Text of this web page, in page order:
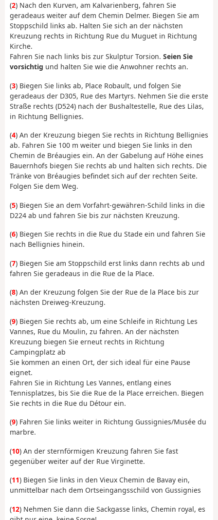
(2) Nach den Kurven, am Kalvarienberg, fahren Sie
geradeaus weiter auf dem Chemin Delmer. Biegen Sie am
Stoppschild links ab. Halten Sie sich an der nächsten
Kreuzung rechts in Richtung Rue du Muguet in Richtung
Kirche.
Fahren Sie nach links bis zur Skulptur Torsion. Seien Sie
vorsichtig und halten Sie wie die Anwohner rechts an.
(3) Biegen Sie links ab, Place Robault, und folgen Sie
geradeaus der D305, Rue des Martyrs. Nehmen Sie die erste
Straße rechts (D524) nach der Bushaltestelle, Rue des Lilas,
in Richtung Bellignies.
(4) An der Kreuzung biegen Sie rechts in Richtung Bellignies
ab. Fahren Sie 100 m weiter und biegen Sie links in den
Chemin de Bréaugies ein. An der Gabelung auf Höhe eines
Bauernhofs biegen Sie rechts ab und halten sich rechts. Die
Tränke von Bréaugies befindet sich auf der rechten Seite.
Folgen Sie dem Weg.
(5) Biegen Sie an dem Vorfahrt-gewähren-Schild links in die
D224 ab und fahren Sie bis zur nächsten Kreuzung.
(6) Biegen Sie rechts in die Rue du Stade ein und fahren Sie
nach Bellignies hinein.
(7) Biegen Sie am Stoppschild erst links dann rechts ab und
fahren Sie geradeaus in die Rue de la Place.
(8) An der Kreuzung folgen Sie der Rue de la Place bis zur
nächsten Dreiweg-Kreuzung.
(9) Biegen Sie rechts ab, um eine Schleife in Richtung Les
Vannes, Rue du Moulin, zu fahren. An der nächsten
Kreuzung biegen Sie erneut rechts in Richtung
Campingplatz ab
Sie kommen an einen Ort, der sich ideal für eine Pause
eignet.
Fahren Sie in Richtung Les Vannes, entlang eines
Tennisplatzes, bis Sie die Rue de la Place erreichen. Biegen
Sie rechts in die Rue du Détour ein.
(9) Fahren Sie links weiter in Richtung Gussignies/Musée du
marbre.
(10) An der sternförmigen Kreuzung fahren Sie fast
gegenüber weiter auf der Rue Virginette.
(11) Biegen Sie links in den Vieux Chemin de Bavay ein,
unmittelbar nach dem Ortseingangsschild von Gussignies
(12) Nehmen Sie dann die Sackgasse links, Chemin royal, es